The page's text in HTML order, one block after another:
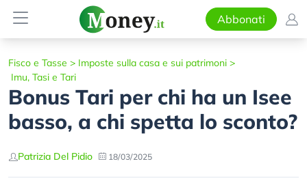
Abbonati
Fisco e Tasse > Imposte sulla casa e sui patrimoni >
Imu, Tasi e Tari
Bonus Tari per chi ha un Isee
basso, a chi spetta lo sconto?
Patrizia Del Pidio 18/03/2025